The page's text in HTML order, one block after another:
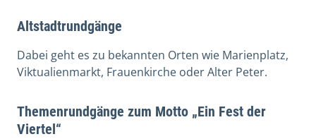
Altstadtrundgänge
Dabei geht es zu bekannten Orten wie Marienplatz,
Viktualienmarkt, Frauenkirche oder Alter Peter.
Themenrundgänge zum Motto „Ein Fest der
Viertel“